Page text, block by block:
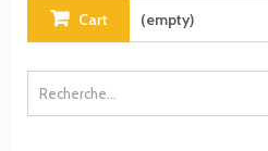
Cart (empty)